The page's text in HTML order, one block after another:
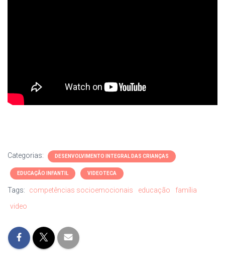
Categorias: DESENVOLVIMENTO INTEGRAL DAS CRIANÇAS
EDUCAÇÃO INFANTIL VIDEOTECA
Tags: competências socioemocionais educação
família
video